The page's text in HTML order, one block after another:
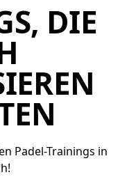
DIE
Padel-Trainings in